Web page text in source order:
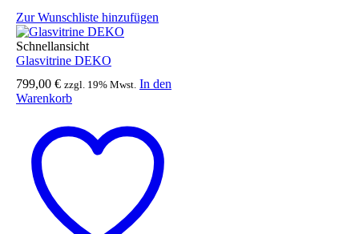
Zur Wunschliste hinzufügen
Schnellansicht
Glasvitrine DEKO
799,00 € zzgl. 19% Mwst. In den
Warenkorb